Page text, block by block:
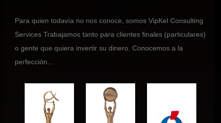
Para quien todavía no nos conoce, somos VipKel Consulting
Services Trabajamos tanto para clientes finales (particulares)
o gente que quiera invertir su dinero. Conocemos a la
perfección...